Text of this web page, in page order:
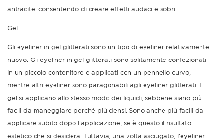
antracite, consentendo di creare effetti audaci e sobri.
Gel
Gli eyeliner in gel glitterati sono un tipo di eyeliner relativamente
nuovo. Gli eyeliner in gel glitterati sono solitamente confezionati
in un piccolo contenitore e applicati con un pennello curvo,
mentre altri eyeliner sono paragonabili agli eyeliner glitterati. I
gel si applicano allo stesso modo dei liquidi, sebbene siano più
facili da maneggiare perché più densi. Sono anche più facili da
applicare subito dopo l'applicazione, se è questo il risultato
estetico che si desidera. Tuttavia, una volta asciugato, l'eyeliner